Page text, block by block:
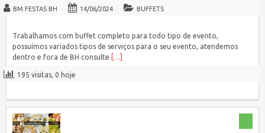
BM FESTAS BH 14/06/2024 BUFFETS
Trabalhamos com buffet completo para todo tipo de evento,
possuímos variados tipos de serviços para o seu evento, atendemos
dentro e fora de BH consulte […]
195 visitas, 0 hoje